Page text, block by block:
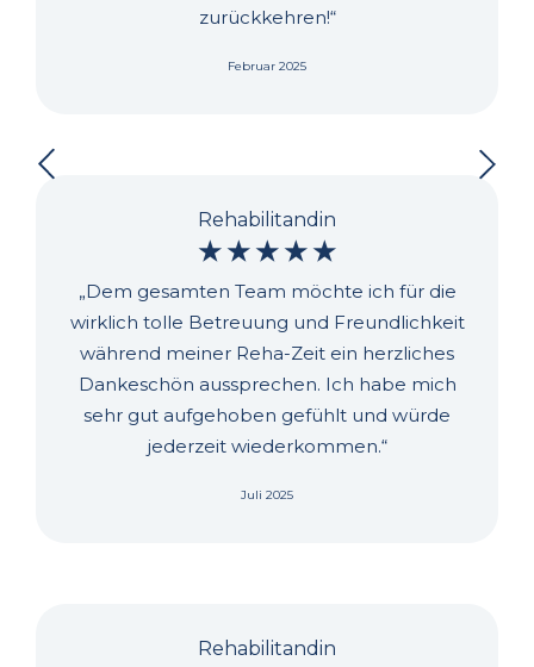
zurückkehren!“
Februar 2025
Rehabilitandin
☆ ☆ ☆ ☆ ☆
„Dem gesamten Team möchte ich für die
wirklich tolle Betreuung und Freundlichkeit
während meiner Reha-Zeit ein herzliches
Dankeschön aussprechen. Ich habe mich
sehr gut aufgehoben gefühlt und würde
jederzeit wiederkommen.“
Juli 2025
Rehabilitandin